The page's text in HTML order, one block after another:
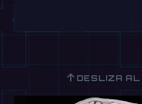
↑ DESLIZA AL